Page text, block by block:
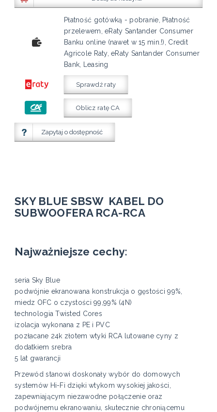
Płatność gotówką - pobranie, Płatność
przelewem, eRaty Santander Consumer
Banku online (nawet w 15 min.!), Credit
Agricole Raty, eRaty Santander Consumer
Bank, Leasing
Sprawdź raty
Oblicz ratę CA
Zapytaj o dostępność
SKY BLUE SBSW KABEL DO
SUBWOOFERA RCA-RCA
Najważniejsze cechy:
seria Sky Blue
podwójnie ekranowana konstrukcja o gęstości 99%,
miedz OFC o czystości 99,99% (4N)
technologia Twisted Cores
izolacja wykonana z PE i PVC
pozłacane 24k złotem wtyki RCA lutowane cyny z
dodatkiem srebra
5 lat gwarancji
Przewód stanowi doskonały wybór do domowych
systemów Hi-Fi dzięki wtykom wysokiej jakości,
zapewniającym niezawodne połączenie oraz
podwójnemu ekranowaniu, skutecznie chroniącemu